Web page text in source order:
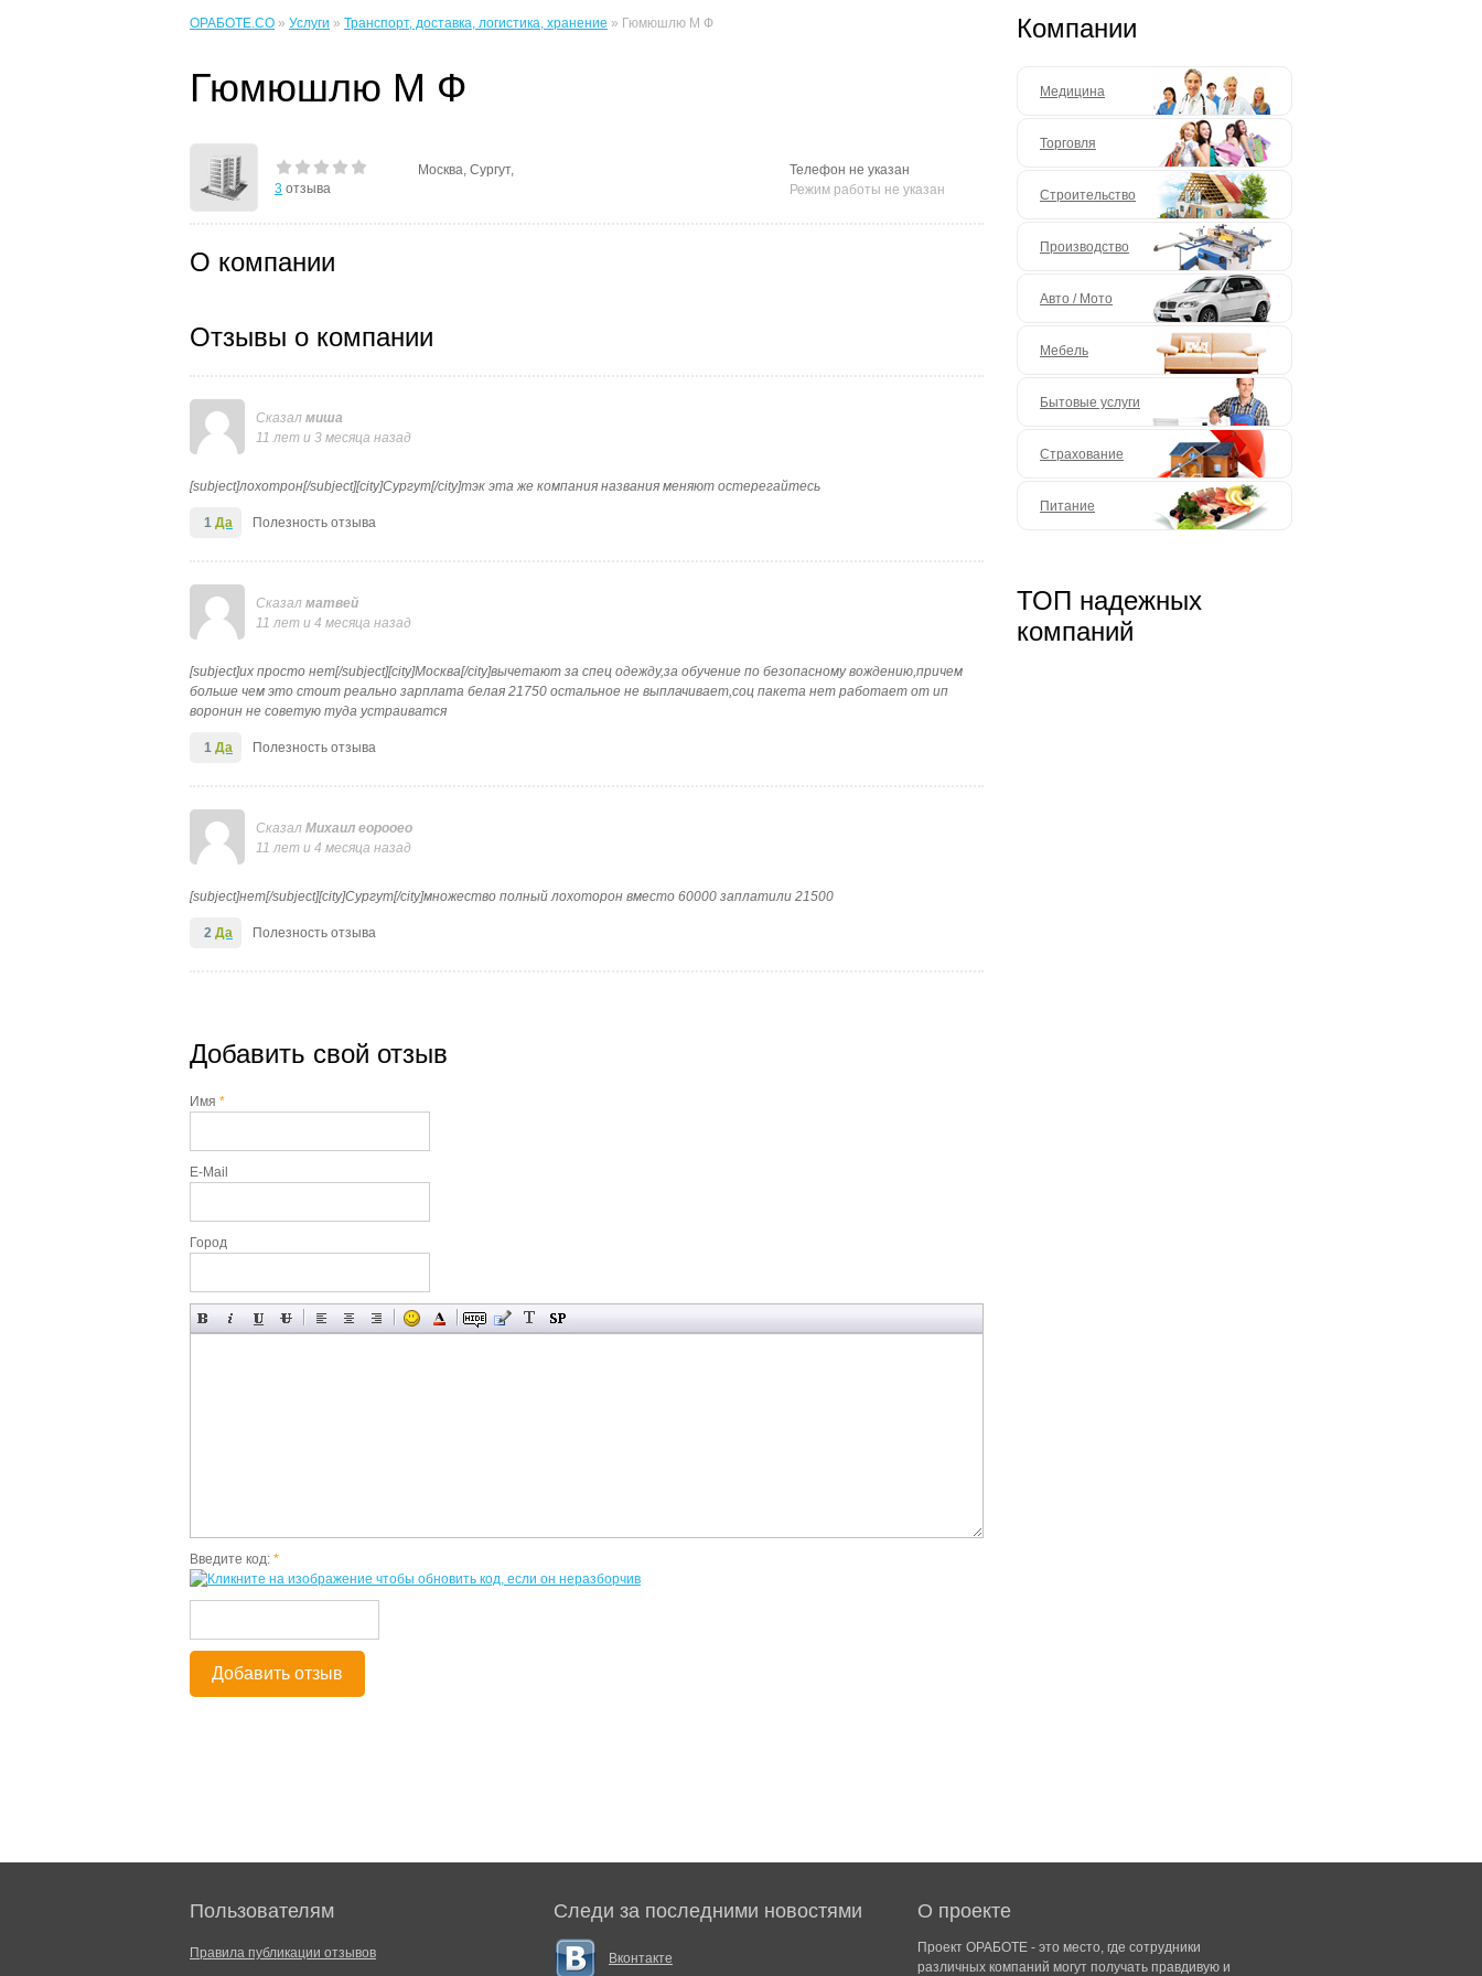
ОРАБОТЕ.CO » Услуги » Транспорт, доставка, логистика, хранение » Гюмюшлю М Ф
Гюмюшлю М Ф
3 отзыва
Москва, Сургут,
Телефон не указан
Режим работы не указан
О компании
Отзывы о компании
Сказал миша
11 лет и 3 месяца назад
[subject]лохотрон[/subject][city]Сургут[/city]тэк эта же компания названия меняют остерегайтесь
Полезность отзыва
1 Да
Сказал матвей
11 лет и 4 месяца назад
[subject]их просто нет[/subject][city]Москва[/city]вычетают за спец одежду,за обучение по безопасному вождению,причем
больше чем это стоит реально зарплата белая 21750 остальное не выплачивает,соц пакета нет работает от ип
воронин не советую туда устраиватся
Полезность отзыва
1 Да
Сказал Михаил еорооео
11 лет и 4 месяца назад
[subject]нет[/subject][city]Сургут[/city]множество полный лохоторон вместо 60000 заплатили 21500
Полезность отзыва
2 Да
Добавить свой отзыв
Имя *
E-Mail
Город
Введите код: *
Добавить отзыв
Компании
Медицина
Торговля
Строительство
Производство
Авто / Мото
Мебель
Бытовые услуги
Страхование
Питание
ТОП надежных
компаний
Пользователям
Правила публикации отзывов
Следи за последними новостями
Вконтакте
О проекте
Проект ОРАБОТЕ - это место, где сотрудники
различных компаний могут получать правдивую и